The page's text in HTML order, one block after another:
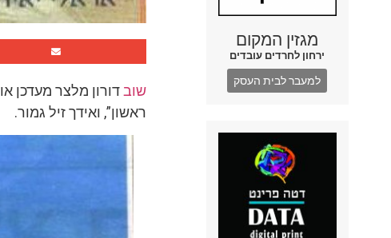
מגזין המקום
ירחון לחרדים עובדים
למעבר לבית העסק
שובדורון מלצר מעדכן
ראשון”, ואידך זיל גמור.